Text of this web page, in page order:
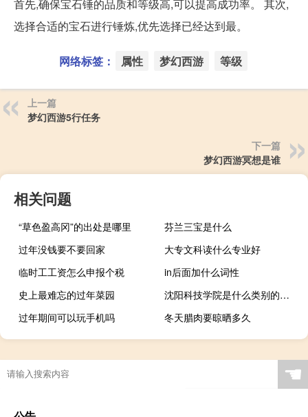
首先,确保宝石锤的品质和等级高,可以提高成功率。 其次,
选择合适的宝石进行锤炼,优先选择已经达到最。
网络标签： 属性 梦幻西游 等级
上一篇
梦幻西游5行任务
下一篇
梦幻西游冥想是谁
相关问题
“草色盈高冈”的出处是哪里
芬兰三宝是什么
过年没钱要不要回家
大专文科读什么专业好
临时工工资怎么申报个税
in后面加什么词性
史上最难忘的过年菜园
沈阳科技学院是什么类别的学校
过年期间可以玩手机吗
冬天腊肉要晾晒多久
☚